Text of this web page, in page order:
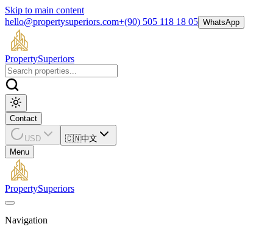
Skip to main content
hello@propertysuperiors.com+(90) 505 118 18 05 WhatsApp
PropertySuperiors
Contact
USD 🇨🇳中文
Menu
PropertySuperiors
Navigation